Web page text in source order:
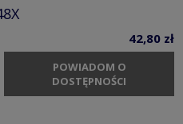
42,80 zł
POWIADOM O
DOSTĘPNOŚCI